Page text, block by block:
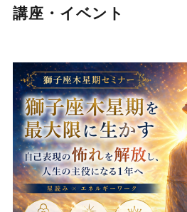
講座・イベント